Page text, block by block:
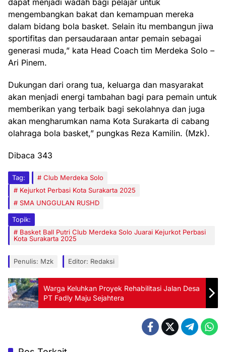
mengembangkan bakat dan kemampuan mereka
dalam bidang bola basket. Selain itu membangun jiwa
sportifitas dan persaudaraan antar pemain sebagai
generasi muda,” kata Head Coach tim Merdeka Solo –
Ari Pinem.
Dukungan dari orang tua, keluarga dan masyarakat
akan menjadi energi tambahan bagi para pemain untuk
memberikan yang terbaik bagi sekolahnya dan juga
akan mengharumkan nama Kota Surakarta di cabang
olahraga bola basket,” pungkas Reza Kamilin. (Mzk).
Dibaca 343
Tag:
Club Merdeka Solo
Kejurkot Perbasi Kota Surakarta 2025
SMA UNGGULAN RUSHD
Topik:
Basket Ball Putri Club Merdeka Solo Juarai Kejurkot Perbasi
Kota Surakarta 2025
Penulis: Mzk Editor: Redaksi
Warga Keluhkan Proyek Rehabilitasi Jalan Desa
PT Fadly Maju Sejahtera